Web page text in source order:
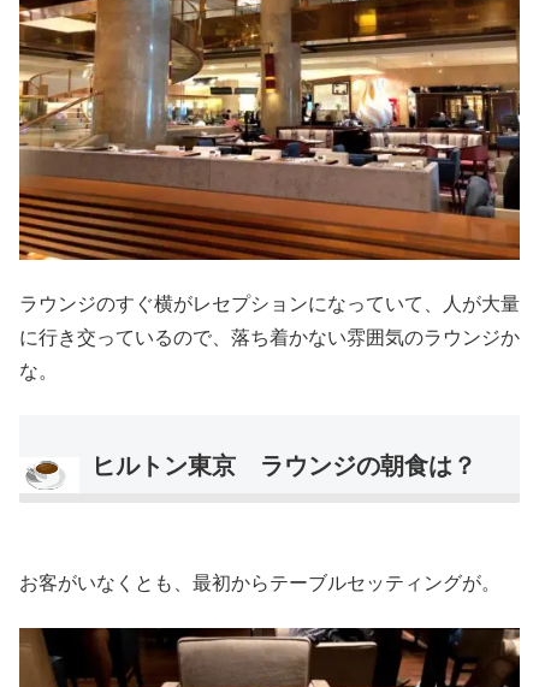
ラウンジのすぐ横がレセプションになっていて、人が大量
に行き交っているので、落ち着かない雰囲気のラウンジか
な。
ヒルトン東京 ラウンジの朝食は？
お客がいなくとも、最初からテーブルセッティングが。